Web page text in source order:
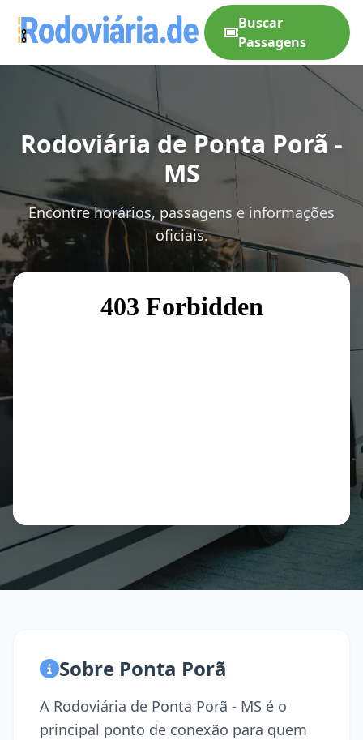
Buscar
Passagens
Rodoviária de Ponta Porã -
MS
Encontre horários, passagens e informações
oficiais.
Sobre Ponta Porã
A Rodoviária de Ponta Porã - MS é o
principal ponto de conexão para quem